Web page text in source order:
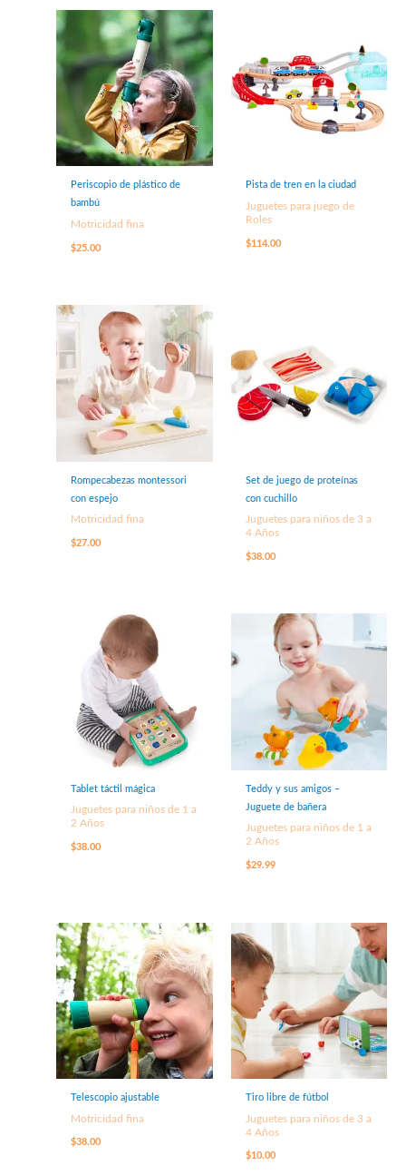
Periscopio de plástico de
bambú
Motricidad fina
$25.00
Pista de tren en la ciudad
Juguetes para juego de
Roles
$114.00
Rompecabezas montessori
con espejo
Motricidad fina
$27.00
Set de juego de proteínas
con cuchillo
Juguetes para niños de 3 a
4 Años
$38.00
Tablet táctil mágica
Juguetes para niños de 1 a
2 Años
$38.00
Teddy y sus amigos –
Juguete de bañera
Juguetes para niños de 1 a
2 Años
$29.99
Telescopio ajustable
Motricidad fina
$38.00
Tiro libre de fútbol
Juguetes para niños de 3 a
4 Años
$10.00